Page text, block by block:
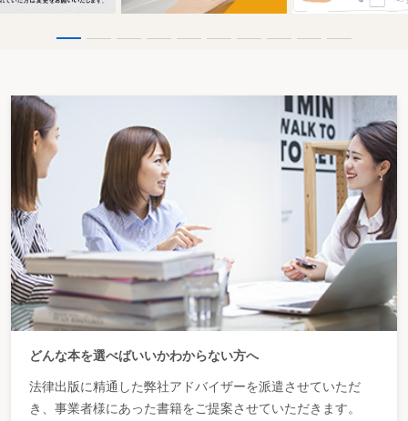
どんな本を選べばいいかわからない方へ
法律出版に精通した弊社アドバイザーを派遣させていただ
き、事業者様にあった書籍をご提案させていただきます。